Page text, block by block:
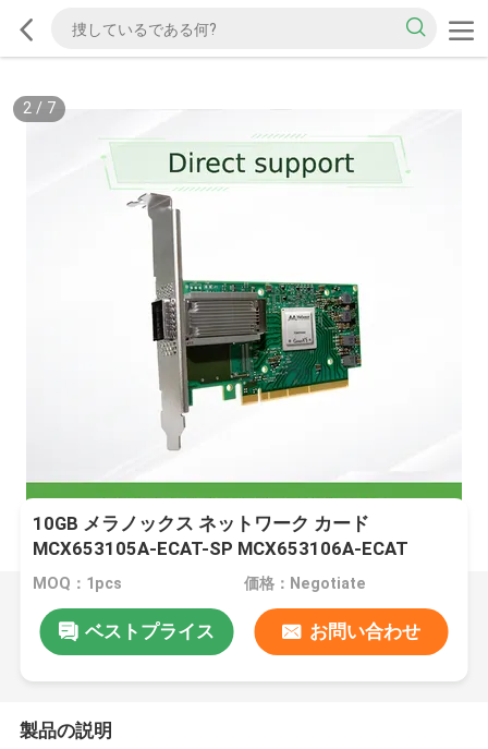
2/ 7
10GB メラノックス ネットワーク カード
MCX653105A-ECAT-SP MCX653106A-ECAT
MOQ：1pcs 価格：Negotiate
ベストプライス お問い合わせ
製品の説明